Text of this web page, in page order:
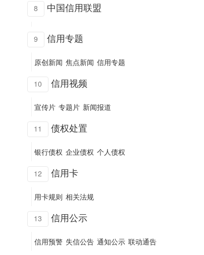
8 中国信用联盟
9 信用专题
原创新闻 焦点新闻 信用专题
10 信用视频
宣传片 专题片 新闻报道
11 债权处置
银行债权 企业债权 个人债权
12 信用卡
用卡规则 相关法规
13 信用公示
信用预警 失信公告 通知公示 联动通告